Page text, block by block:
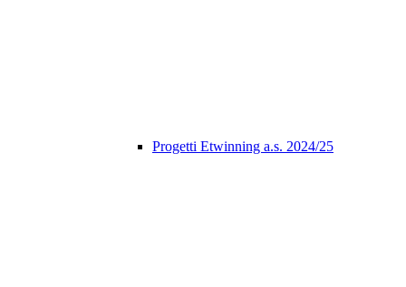
Progetti Etwinning a.s. 2024/25